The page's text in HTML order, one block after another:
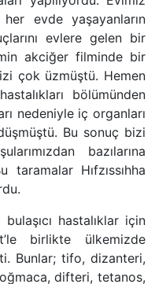
her evde yaşayanların
evlere gelen bir
akciğer filminde bir
çok üzmüştü. Hemen
bölümünden
nedeniyle iç organları
Bu sonuç bizi
bazılarına
taramalar Hıfzıssıhha
hastalıklar için
birlikte ülkemizde
Bunlar; tifo, dizanteri,
difteri, tetanos,